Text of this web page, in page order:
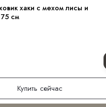
хаки с мехом лисы и
см
Купить сейчас